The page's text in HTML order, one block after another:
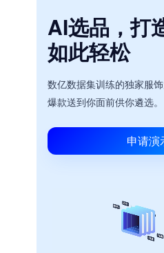
AI选品，打
如此轻松
数亿数据集训练的独家服
爆款送到你面前供你遴选。
申请演